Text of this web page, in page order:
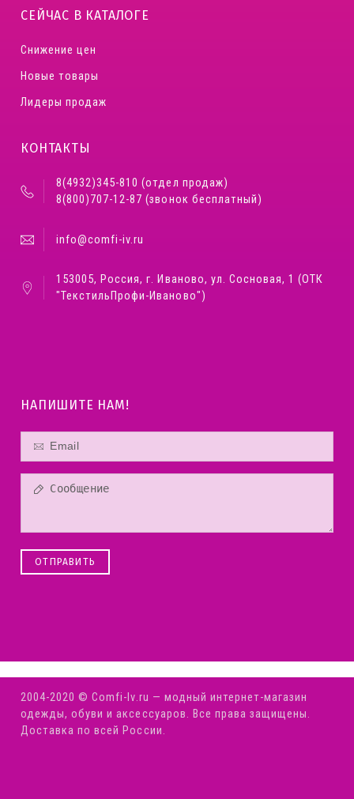
СЕЙЧАС В КАТАЛОГЕ
Снижение цен
Новые товары
Лидеры продаж
КОНТАКТЫ
8(4932)345-810 (отдел продаж)
8(800)707-12-87 (звонок бесплатный)
info@comfi-iv.ru
153005, Россия, г. Иваново, ул. Сосновая, 1 (ОТК
"ТекстильПрофи-Иваново")
НАПИШИТЕ НАМ!
ОТПРАВИТЬ
2004-2020 © Comfi-Iv.ru — модный интернет-магазин
одежды, обуви и аксессуаров. Все права защищены.
Доставка по всей России.